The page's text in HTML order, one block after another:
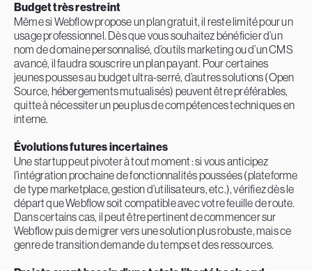
Budget très restreint
Même si Webflow propose un plan gratuit, il reste limité pour un
usage professionnel. Dès que vous souhaitez bénéficier d’un
nom de domaine personnalisé, d’outils marketing ou d’un CMS
avancé, il faudra souscrire un plan payant. Pour certaines
jeunes pousses au budget ultra-serré, d’autres solutions (Open
Source, hébergements mutualisés) peuvent être préférables,
quitte à nécessiter un peu plus de compétences techniques en
interne.
Évolutions futures incertaines
Une startup peut pivoter à tout moment : si vous anticipez
l’intégration prochaine de fonctionnalités poussées (plateforme
de type marketplace, gestion d’utilisateurs, etc.), vérifiez dès le
départ que Webflow soit compatible avec votre feuille de route.
Dans certains cas, il peut être pertinent de commencer sur
Webflow puis de migrer vers une solution plus robuste, mais ce
genre de transition demande du temps et des ressources.